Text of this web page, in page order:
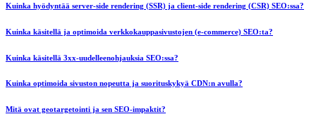
Kuinka hyödyntää server-side rendering (SSR) ja client-side rendering (CSR) SEO:ssa?
Kuinka käsitellä ja optimoida verkkokauppasivustojen (e-commerce) SEO:ta?
Kuinka käsitellä 3xx-uudelleenohjauksia SEO:ssa?
Kuinka optimoida sivuston nopeutta ja suorituskykyä CDN:n avulla?
Mitä ovat geotargetointi ja sen SEO-impaktit?